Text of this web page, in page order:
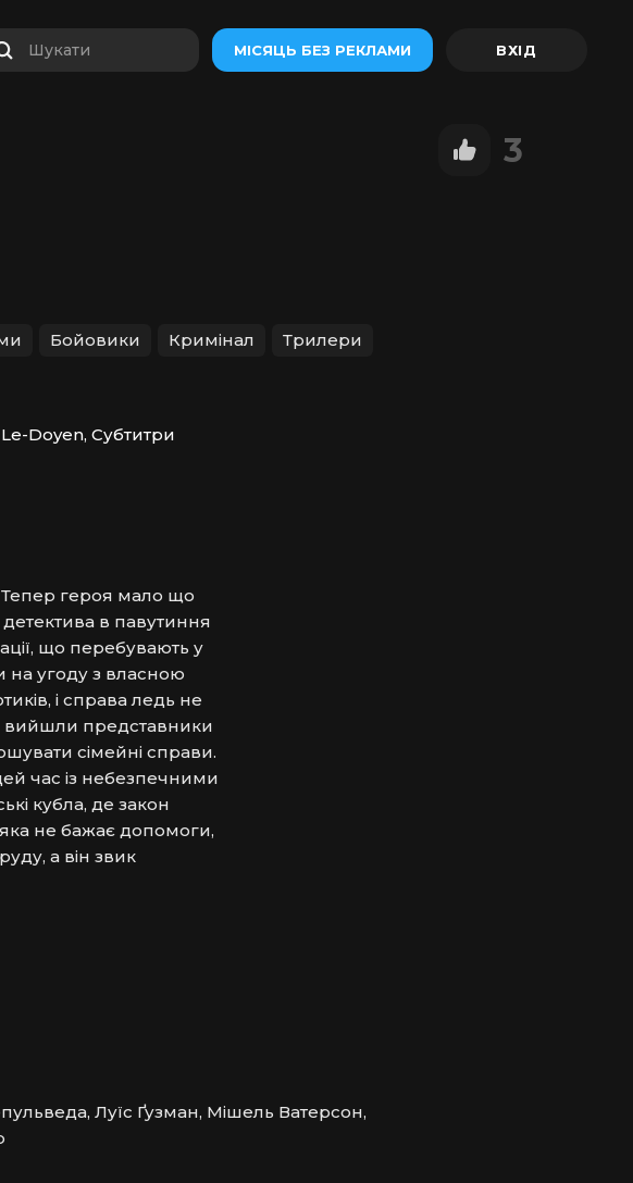
Шукати МІСЯЦЬ БЕЗ РЕКЛАМИ
3
Бойовики Кримінал Трилери
Doyen, Субтитри
Тепер героя мало що
в павутиння
що перебувають у
на угоду з власною
і справа ледь не
вийшли представники
сімейні справи.
час із небезпечними
кубла, де закон
не бажає допомоги,
а він звик
Луїс Ґузман, Мішель Ватерсон,